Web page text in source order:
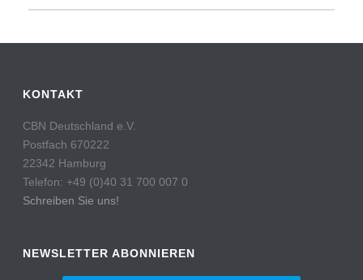
KONTAKT
CBN Deutschland e.V.
Postfach 670222
22342 Hamburg
Telefon: +49 (0)40 31 700 007 0
Schreiben Sie uns!
NEWSLETTER ABONNIEREN